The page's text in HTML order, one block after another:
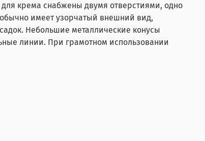
крема снабжены двумя отверстиями, одно
имеет узорчатый внешний вид,
Небольшие металлические конусы
линии. При грамотном использовании